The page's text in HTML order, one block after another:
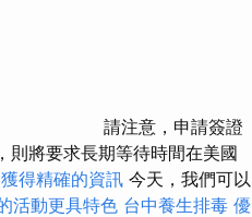
請注意，申請簽證
則將要求長期等待時間在美國
得精確的資訊 今天，我們可以
活動更具特色 台中養生排毒 優